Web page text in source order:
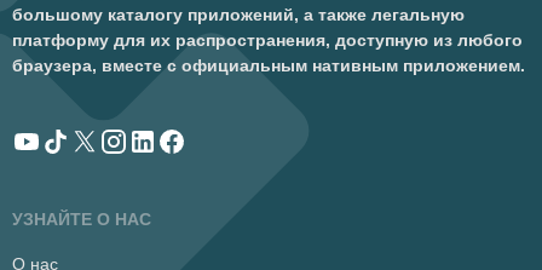
большому каталогу приложений, а также легальную
платформу для их распространения, доступную из любого
браузера, вместе с официальным нативным приложением.
УЗНАЙТЕ О НАС
О нас